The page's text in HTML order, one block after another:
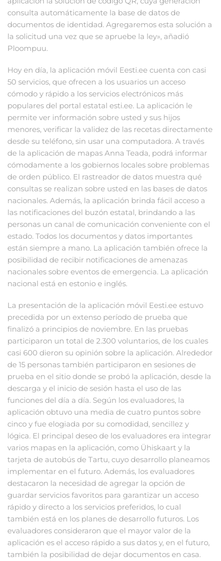
consulta automáticamente la base de datos de
documentos de identidad. Agregaremos esta solución a
la solicitud una vez que se apruebe la ley», añadió
Ploompuu.
Hoy en día, la aplicación móvil Eesti.ee cuenta con casi
50 servicios, que ofrecen a los usuarios un acceso
cómodo y rápido a los servicios electrónicos más
populares del portal estatal esti.ee. La aplicación le
permite ver información sobre usted y sus hijos
menores, verificar la validez de las recetas directamente
desde su teléfono, sin usar una computadora. A través
de la aplicación de mapas Anna Teada, podrá informar
cómodamente a los gobiernos locales sobre problemas
de orden público. El rastreador de datos muestra qué
consultas se realizan sobre usted en las bases de datos
nacionales. Además, la aplicación brinda fácil acceso a
las notificaciones del buzón estatal, brindando a las
personas un canal de comunicación conveniente con el
estado. Todos los documentos y datos importantes
están siempre a mano. La aplicación también ofrece la
posibilidad de recibir notificaciones de amenazas
nacionales sobre eventos de emergencia. La aplicación
nacional está en estonio e inglés.
La presentación de la aplicación móvil Eesti.ee estuvo
precedida por un extenso período de prueba que
finalizó a principios de noviembre. En las pruebas
participaron un total de 2.300 voluntarios, de los cuales
casi 600 dieron su opinión sobre la aplicación. Alrededor
de 15 personas también participaron en sesiones de
prueba en el sitio donde se probó la aplicación, desde la
descarga y el inicio de sesión hasta el uso de las
funciones del día a día. Según los evaluadores, la
aplicación obtuvo una media de cuatro puntos sobre
cinco y fue elogiada por su comodidad, sencillez y
lógica. El principal deseo de los evaluadores era integrar
varios mapas en la aplicación, como Ühiskaart y la
tarjeta de autobús de Tartu, cuyo desarrollo planeamos
implementar en el futuro. Además, los evaluadores
destacaron la necesidad de agregar la opción de
guardar servicios favoritos para garantizar un acceso
rápido y directo a los servicios preferidos, lo cual
también está en los planes de desarrollo futuros. Los
evaluadores consideraron que el mayor valor de la
aplicación es el acceso rápido a sus datos y, en el futuro,
también la posibilidad de dejar documentos en casa.